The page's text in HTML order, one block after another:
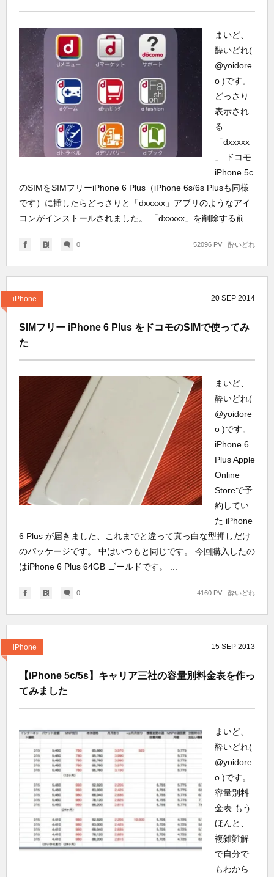
まいど、
酔いどれ(
@yoidore
o )です。
どっさり
表示され
る
「dxxxxx
」 ドコモ
iPhone 5c
のSIMをSIMフリーiPhone 6 Plus（iPhone 6s/6s Plusも同様
です）に挿したらどっさりと「dxxxxx」アプリのようなアイ
コンがインストールされました。 「dxxxxx」を削除する前...
0 酔いどれ
52096 PV
iPhone 20 SEP 2014
SIMフリー iPhone 6 Plus をドコモのSIMで使ってみ
た
まいど、
酔いどれ(
@yoidore
o )です。
iPhone 6
Plus Apple
Online
Storeで予
約してい
た iPhone
6 Plus が届きました、これまでと違って真っ白な型押しだけ
のパッケージです。 中はいつもと同じです。 今回購入したの
はiPhone 6 Plus 64GB ゴールドです。 ...
0 酔いどれ
4160 PV
iPhone 15 SEP 2013
【iPhone 5c/5s】キャリア三社の容量別料金表を作っ
てみました
まいど、
酔いどれ(
@yoidore
o )です。
容量別料
金表 もう
ほんと、
複雑難解
で自分で
もわから